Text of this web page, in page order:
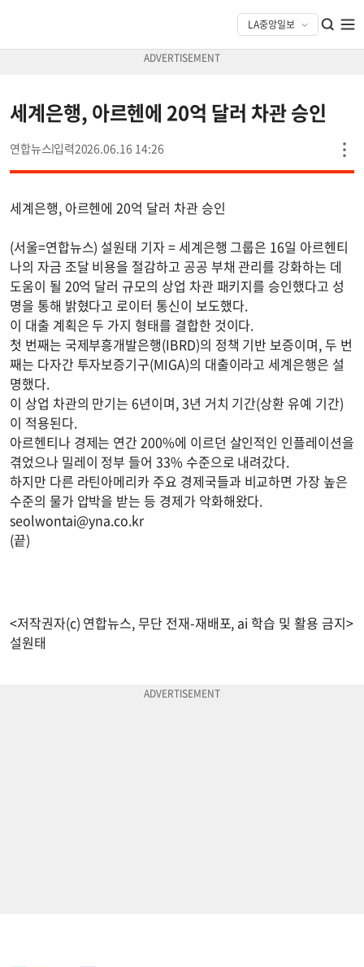
세계은행, 아르헨에 20억 달러 차관 승인
연합뉴스 2026.06.16 14:26
세계은행, 아르헨에 20억 달러 차관 승인
(서울=연합뉴스) 설원태 기자 = 세계은행 그룹은 16일 아르헨티
나의 자금 조달 비용을 절감하고 공공 부채 관리를 강화하는 데
도움이 될 20억 달러 규모의 상업 차관 패키지를 승인했다고 성
명을 통해 밝혔다고 로이터 통신이 보도했다.
이 대출 계획은 두 가지 형태를 결합한 것이다.
첫 번째는 국제부흥개발은행(IBRD)의 정책 기반 보증이며, 두 번
째는 다자간 투자보증기구(MIGA)의 대출이라고 세계은행은 설
명했다.
이 상업 차관의 만기는 6년이며, 3년 거치 기간(상환 유예 기간)
이 적용된다.
아르헨티나 경제는 연간 200%에 이르던 살인적인 인플레이션을
겪었으나 밀레이 정부 들어 33% 수준으로 내려갔다.
하지만 다른 라틴아메리카 주요 경제국들과 비교하면 가장 높은
수준의 물가 압박을 받는 등 경제가 악화해왔다.
seolwontai@yna.co.kr
(끝)
<저작권자(c) 연합뉴스, 무단 전재-재배포, ai 학습 및 활용 금지>
설원태